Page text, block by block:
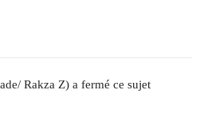
Rakza Z) a fermé ce sujet